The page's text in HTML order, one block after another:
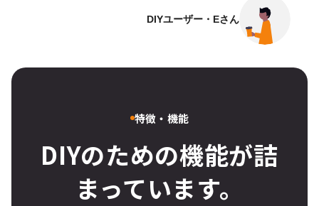
DIYユーザー・Eさん
特徴・機能
DIYのための機能が詰
まっています。